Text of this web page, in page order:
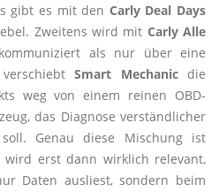
gibt es mit den Carly Deal Days
Zweitens wird mit Carly Alle
als nur über eine
Smart Mechanicdie
weg von einem reinen OBD-
das Diagnose verständlicher
Genau diese Mischung ist
wird erst dann wirklich relevant,
Daten ausliest, sondern beim